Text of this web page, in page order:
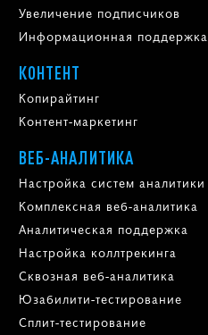
Увеличение подписчиков
Информационная поддержка
КОНТЕНТ
Копирайтинг
Контент-маркетинг
ВЕБ-АНАЛИТИКА
Настройка систем аналитики
Комплексная веб-аналитика
Аналитическая поддержка
Настройка коллтрекинга
Сквозная веб-аналитика
Юзабилити-тестирование
Сплит-тестирование